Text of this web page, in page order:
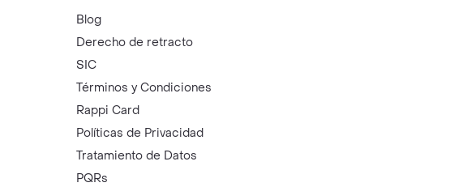
Blog
Derecho de retracto
SIC
Términos y Condiciones
Rappi Card
Políticas de Privacidad
Tratamiento de Datos
PQRs